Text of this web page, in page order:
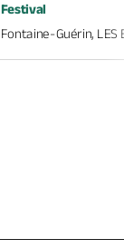
Festival
Fontaine-Guérin, LES